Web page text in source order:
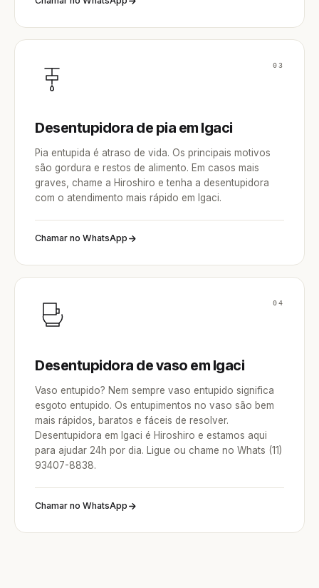
03
Desentupidora de pia em Igaci
Pia entupida é atraso de vida. Os principais motivos
são gordura e restos de alimento. Em casos mais
graves, chame a Hiroshiro e tenha a desentupidora
com o atendimento mais rápido em Igaci.
Chamar no WhatsApp
04
Desentupidora de vaso em Igaci
Vaso entupido? Nem sempre vaso entupido significa
esgoto entupido. Os entupimentos no vaso são bem
mais rápidos, baratos e fáceis de resolver.
Desentupidora em Igaci é Hiroshiro e estamos aqui
para ajudar 24h por dia. Ligue ou chame no Whats (11)
93407-8838.
Chamar no WhatsApp